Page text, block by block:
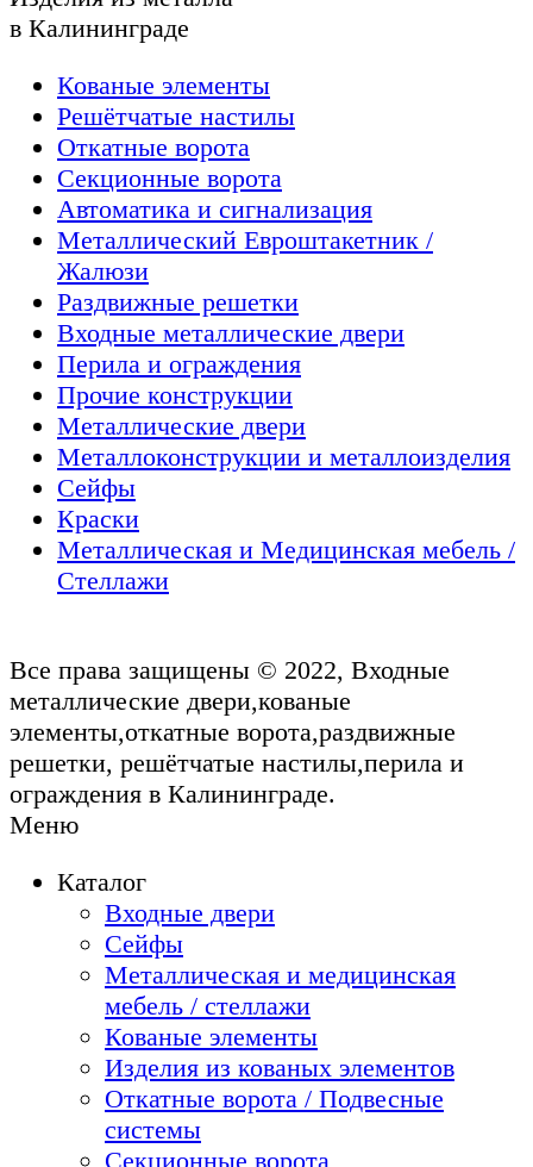
в Калининграде
Кованые элементы
Решётчатые настилы
Откатные ворота
Секционные ворота
Автоматика и сигнализация
Металлический Евроштакетник /
Жалюзи
Раздвижные решетки
Входные металлические двери
Перила и ограждения
Прочие конструкции
Металлические двери
Металлоконструкции и металлоизделия
Сейфы
Краски
Металлическая и Медицинская мебель /
Стеллажи
Все права защищены © 2022, Входные
металлические двери,кованые
элементы,откатные ворота,раздвижные
решетки, решётчатые настилы,перила и
ограждения в Калининграде.
Меню
Каталог
Входные двери
Сейфы
Металлическая и медицинская
мебель / стеллажи
Кованые элементы
Изделия из кованых элементов
Откатные ворота / Подвесные
системы
Секционные ворота